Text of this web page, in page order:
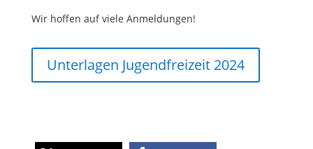
Wir hoffen auf viele Anmeldungen!
Unterlagen Jugendfreizeit 2024